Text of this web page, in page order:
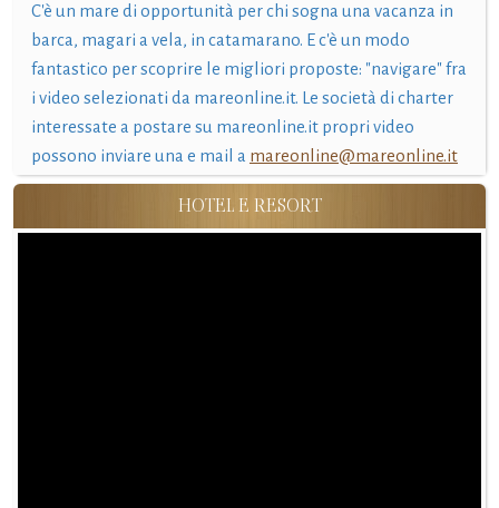
C'è un mare di opportunità per chi sogna una vacanza in
barca, magari a vela, in catamarano. E c'è un modo
fantastico per scoprire le migliori proposte: "navigare" fra
i video selezionati da mareonline.it. Le società di charter
interessate a postare su mareonline.it propri video
possono inviare una e mail a mareonline@mareonline.it
HOTEL E RESORT